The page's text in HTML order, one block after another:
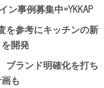
ン事例募集中=YKKAP
を参考にキッチンの新
開発
ブランド明確化を打ち
も